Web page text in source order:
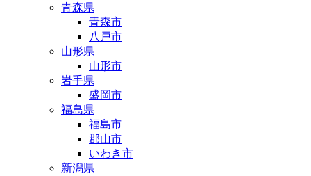
青森県
青森市
八戸市
山形県
山形市
岩手県
盛岡市
福島県
福島市
郡山市
いわき市
新潟県